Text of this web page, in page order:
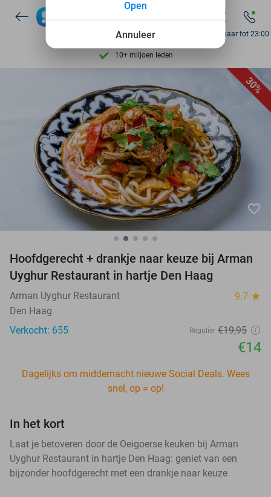
Ontdek 15.000+ deals
7 dagen per week beschikbaar
10+ miljoen leden
Bereikbaar tot 23:00
30%
favorite_border
Hoofdgerecht + drankje naar keuze bij Arman
Uyghur Restaurant in hartje Den Haag
Arman Uyghur Restaurant 9.7 star
Den Haag
Verkocht: 655
Regulier €19,95
€14
Dagelijks om middernacht nieuwe Social Deals. Wees
snel, op = op!
In het kort
Laat je betoveren door de Oeigoerse keuken bij Arman
Uyghur Restaurant in hartje Den Haag: geniet van een
bijzonder hoofdgerecht met een drankje naar keuze
Annuleer
Open